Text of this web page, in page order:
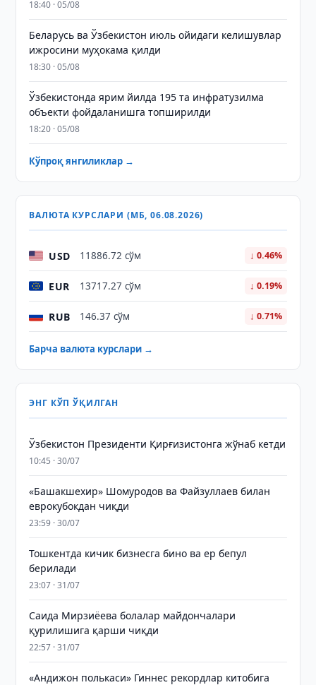
18:40 · 05/08
Беларусь ва Ўзбекистон июль ойидаги келишувлар
ижросини муҳокама қилди
18:30 · 05/08
Ўзбекистонда ярим йилда 195 та инфратузилма
объекти фойдаланишга топширилди
18:20 · 05/08
Кўпроқ янгиликлар →
ВАЛЮТА КУРСЛАРИ (МБ, 06.08.2026)
USD 11886.72 сўм ↓ 0.46%
EUR 13717.27 сўм ↓ 0.19%
RUB 146.37 сўм ↓ 0.71%
Барча валюта курслари →
ЭНГ КЎП ЎҚИЛГАН
Ўзбекистон Президенти Қирғизистонга жўнаб кетди
10:45 · 30/07
«Башакшехир» Шомуродов ва Файзуллаев билан
еврокубокдан чиқди
23:59 · 30/07
Тошкентда кичик бизнесга бино ва ер бепул
берилади
23:07 · 31/07
Саида Мирзиёева болалар майдончалари
қурилишига қарши чиқди
22:57 · 31/07
«Андижон полькаси» Гиннес рекордлар китобига